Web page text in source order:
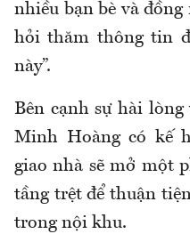
nhiều bạn bè và
hỏi thăm thông tin
này”.
Bên cạnh sự hài
Minh Hoàng có kế
giao nhà sẽ mở một
tầng trệt để thuận
trong nội khu.